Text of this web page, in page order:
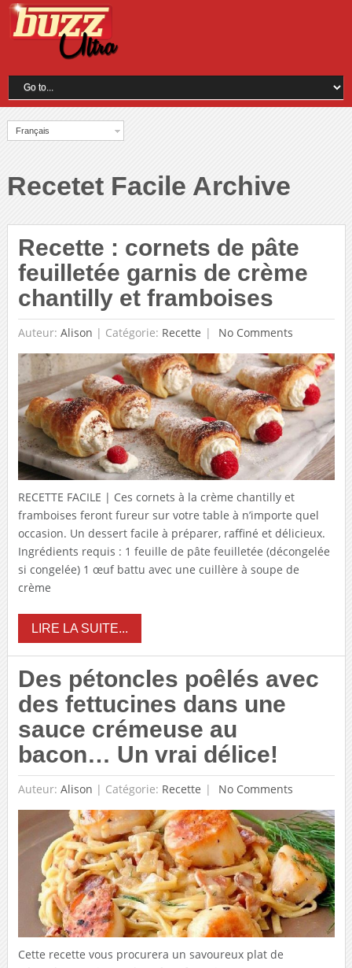
Français
Recetet Facile Archive
Recette : cornets de pâte
feuilletée garnis de crème
chantilly et framboises
Auteur: Alison | Catégorie: Recette No Comments
RECETTE FACILE | Ces cornets à la crème chantilly et
framboises feront fureur sur votre table à n’importe quel
occasion. Un dessert facile à préparer, raffiné et délicieux.
Ingrédients requis : 1 feuille de pâte feuilletée (décongelée
si congelée) 1 œuf battu avec une cuillère à soupe de
crème
LIRE LA SUITE...
Des pétoncles poêlés avec
des fettucines dans une
sauce crémeuse au
bacon… Un vrai délice!
Auteur: Alison | Catégorie: Recette No Comments
Cette recette vous procurera un savoureux plat de